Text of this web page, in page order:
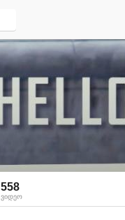
558
ვიდეო